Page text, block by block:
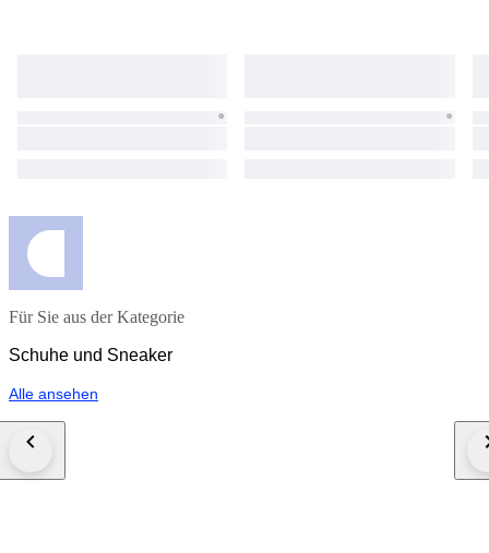
Für Sie aus der Kategorie
Schuhe und Sneaker
Alle ansehen